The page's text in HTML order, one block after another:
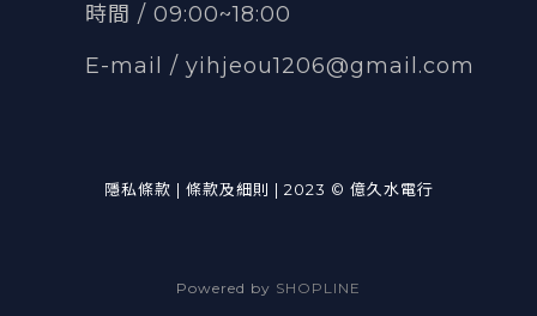
時間 / 09:00~18:00
E-mail / yihjeou1206@gmail.com
隱私條款 | 條款及細則 | 2023 © 億久水電行
Powered by SHOPLINE